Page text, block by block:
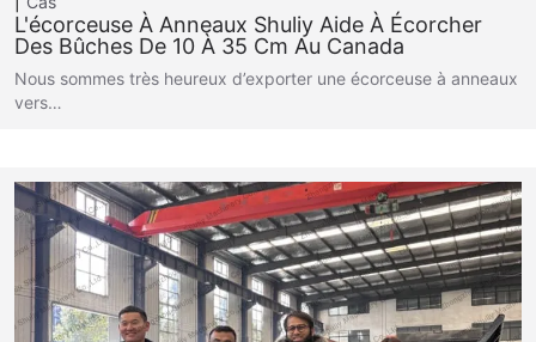
L'écorceuse À Anneaux Shuliy Aide À Écorcher
Des Bûches De 10 À 35 Cm Au Canada
Nous sommes très heureux d’exporter une écorceuse à anneaux
vers…